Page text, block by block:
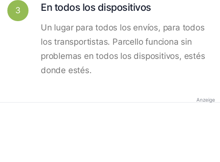
3 En todos los dispositivos
Un lugar para todos los envíos, para todos
los transportistas. Parcello funciona sin
problemas en todos los dispositivos, estés
donde estés.
Anzeige